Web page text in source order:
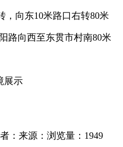
，向东10米路口右转80米
路向西至东贯市村南80米
展示
： 来源： 浏览量：1949